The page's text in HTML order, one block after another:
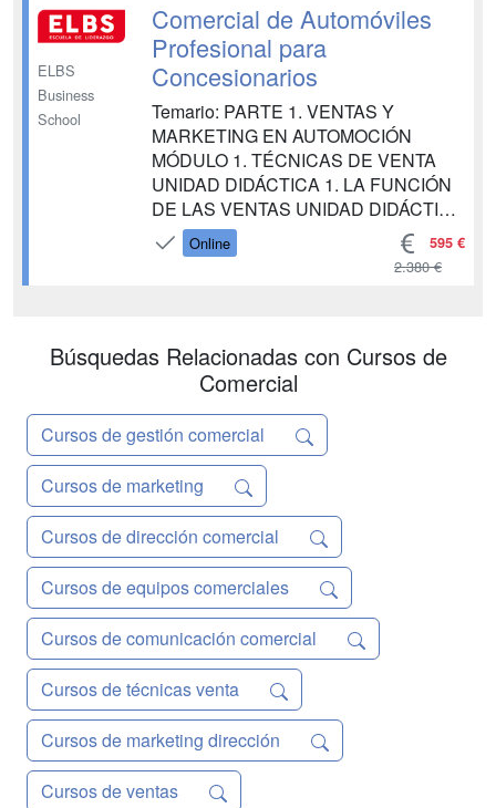
ELBS
Business
School
Comercial de Automóviles
Profesional para
Concesionarios
Temario: PARTE 1. VENTAS Y
MARKETING EN AUTOMOCIÓN
MÓDULO 1. TÉCNICAS DE VENTA
UNIDAD DIDÁCTICA 1. LA FUNCIÓN
DE LAS VENTAS UNIDAD DIDÁCTICA
2. LOS PRIMEROS MOMENTOS
UNIDAD DIDÁCTICA 3. INDAGACIÓN
RECONFIGURACIÓN DE LA OFERTA
UNIDAD DIDÁCTICA 6.
Online 595 €
2.380 €
Búsquedas Relacionadas con Cursos de
Comercial
Cursos de gestión comercial
Cursos de marketing
Cursos de dirección comercial
Cursos de equipos comerciales
Cursos de comunicación comercial
Cursos de técnicas venta
Cursos de marketing dirección
Cursos de ventas